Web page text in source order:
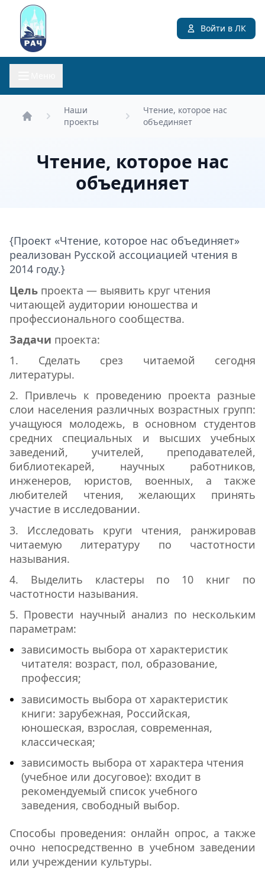
Войти в ЛК
Наши
проекты
Чтение, которое нас
объединяет
Чтение, которое нас
объединяет
{Проект «Чтение, которое нас объединяет»
реализован Русской ассоциацией чтения в
2014 году.}
Цель проекта — выявить круг чтения
читающей аудитории юношества и
профессионального сообщества.
Задачи проекта:
1. Сделать срез читаемой сегодня
литературы.
2. Привлечь к проведению проекта разные
слои населения различных возрастных групп:
учащуюся молодежь, в основном студентов
средних специальных и высших учебных
заведений, учителей, преподавателей,
библиотекарей, научных работников,
инженеров, юристов, военных, а также
любителей чтения, желающих принять
участие в исследовании.
3. Исследовать круги чтения, ранжировав
читаемую литературу по частотности
называния.
4. Выделить кластеры по 10 книг по
частотности называния.
5. Провести научный анализ по нескольким
параметрам:
зависимость выбора от характеристик
читателя: возраст, пол, образование,
профессия;
зависимость выбора от характеристик
книги: зарубежная, Российская,
юношеская, взрослая, современная,
классическая;
зависимость выбора от характера чтения
(учебное или досуговое): входит в
рекомендуемый список учебного
заведения, свободный выбор.
Способы проведения: онлайн опрос, а также
очно непосредственно в учебном заведении
или учреждении культуры.